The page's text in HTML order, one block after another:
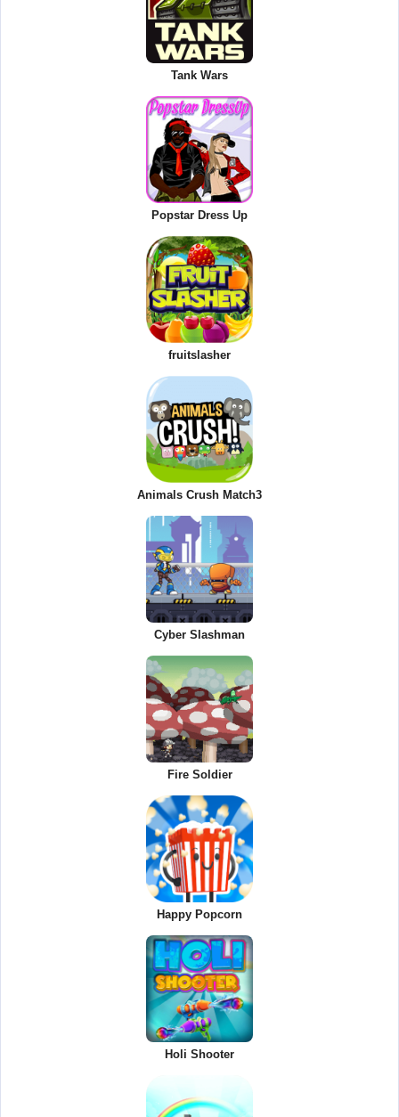
Tank Wars
Popstar Dress Up
fruitslasher
Animals Crush Match3
Cyber Slashman
Fire Soldier
Happy Popcorn
Holi Shooter